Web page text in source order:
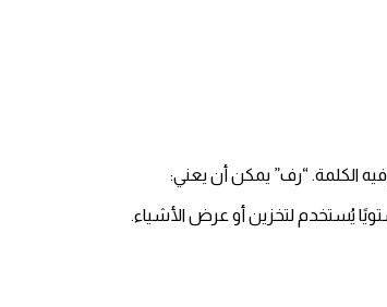
الكلمة. “رف” يمكن أن يعني:
يُستخدم لتخزين أو عرض الأشياء.